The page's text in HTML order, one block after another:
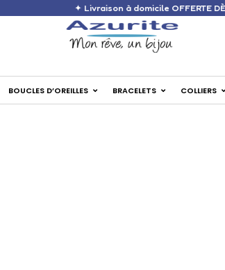
✦ Livraison à domicile
BOUCLES D’OREILLES BRACELETS COLLIERS